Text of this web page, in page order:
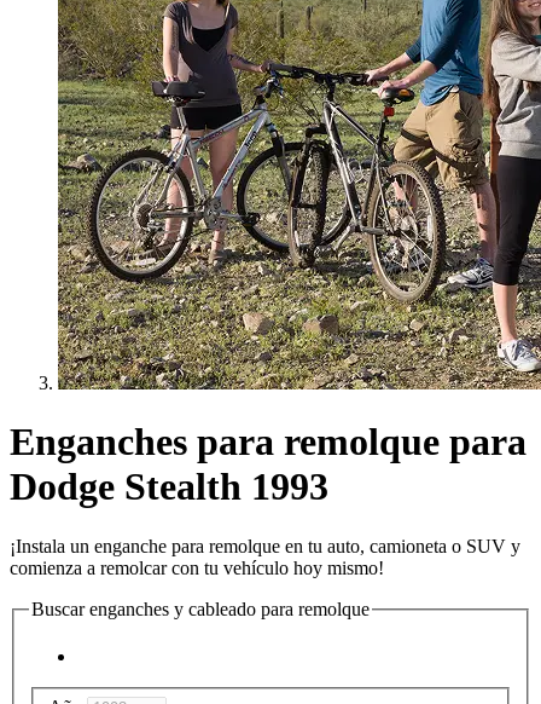
Enganches para remolque para
Dodge Stealth 1993
¡Instala un enganche para remolque en tu auto, camioneta o SUV y
comienza a remolcar con tu vehículo hoy mismo!
Buscar enganches y cableado para remolque